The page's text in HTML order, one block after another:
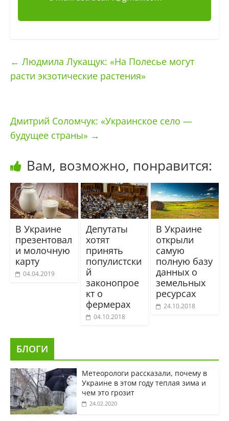
← Людмила Лукащук: «На Полесье могут
расти экзотические растения»
Дмитрий Соломчук: «Украинское село —
будущее страны» →
Вам, возможно, понравится:
В Украине
презентовал
и молочную
карту
04.04.2019
Депутаты
хотят
принять
популистски
й
законопрое
кт о
фермерах
04.10.2018
В Украине
открыли
самую
полную базу
данных о
земельных
ресурсах
24.10.2018
БЛОГИ
Метеорологи рассказали, почему в
Украине в этом году теплая зима и
чем это грозит
24.02.2020